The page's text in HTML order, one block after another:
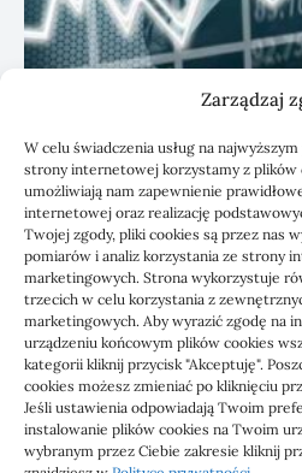
Zarządzaj
W celu świadczenia usług na
strony internetowej korzystamy z plików
umożliwiają nam zapewnienie
internetowej oraz realizację
Twojej zgody, pliki cookies są przez nas
pomiarów i analiz korzystania ze strony
marketingowych. Strona wykorzystuje
trzecich w celu korzystania z
marketingowych. Aby wyrazić zgodę na
urządzeniu końcowym plików cookies
kategorii kliknij przycisk "Akceptuję".
cookies możesz zmieniać po kliknięciu
Jeśli ustawienia odpowiadają Twoim
instalowanie plików cookies na Twoim
wybranym przez Ciebie zakresie kliknij
KSeF: przygotowanie
1000